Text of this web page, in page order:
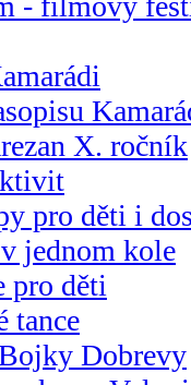
X. ročník
pro děti i
jednom kole
pro děti
tance
Dobrevy